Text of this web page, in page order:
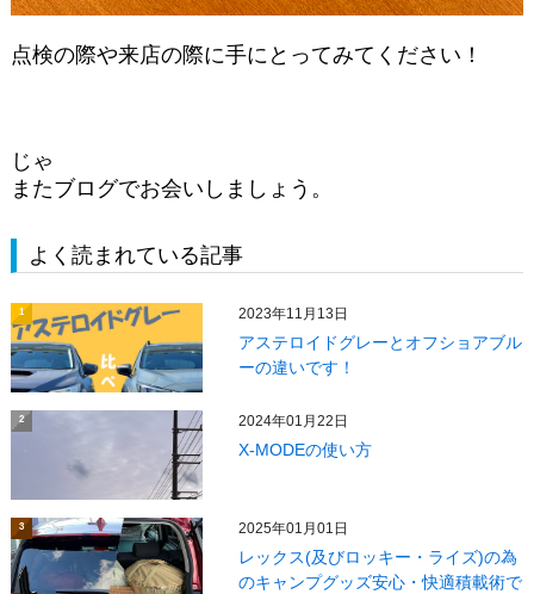
点検の際や来店の際に手にとってみてください！
じゃ
またブログでお会いしましょう。
よく読まれている記事
1 2023年11月13日
アステロイドグレーとオフショアブル
ーの違いです！
2 2024年01月22日
X‐MODEの使い方
3 2025年01月01日
レックス(及びロッキー・ライズ)の為
のキャンプグッズ安心・快適積載術で